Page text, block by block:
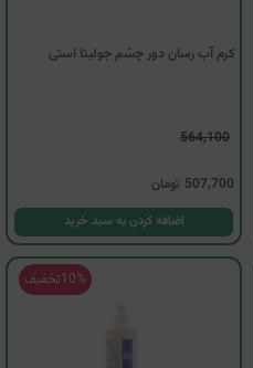
کرم آب رسان دور چشم جولیتا استی
564,100
507,700 تومان
اضافه کردن به سبد خرید
10%تخفیف